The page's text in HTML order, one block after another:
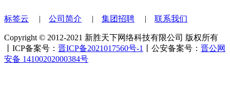
标签云 公司简介 集团招聘 联系我们
Copyright © 2012-2021 新胜天下网络科技有限公司 版权所有
丨ICP备案号： 晋ICP备2021017560号-1 丨公安备案号： 晋公网
安备 14100202000384号